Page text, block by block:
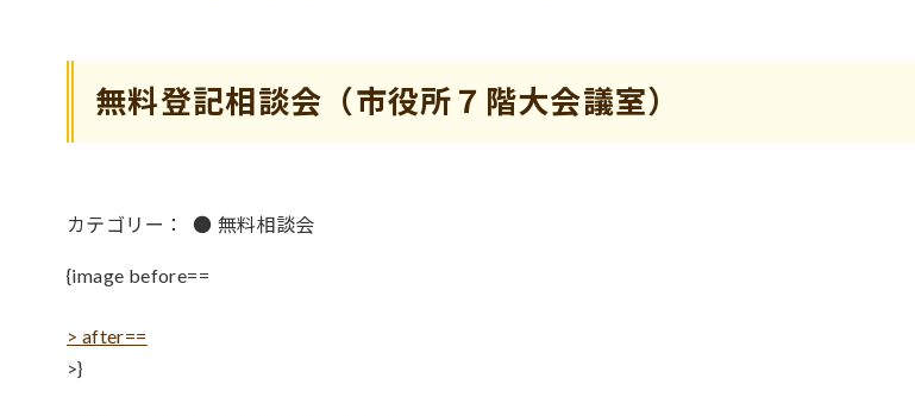
無料登記相談会（市役所７階大会議室）
カテゴリー： ● 無料相談会
{image before==
> after==
>}